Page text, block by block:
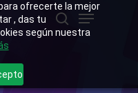
ofrecerte la mejor
, das tu
según nuestra
buscar
Menu